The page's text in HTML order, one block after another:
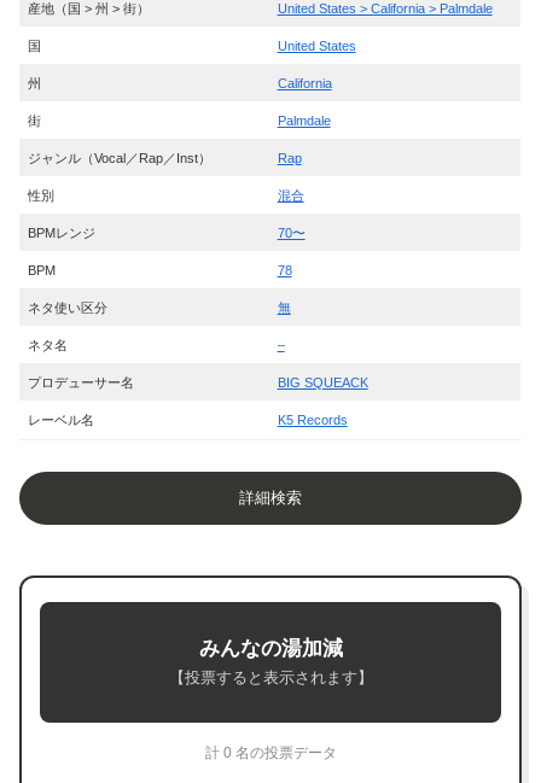
産地（国 > 州 > 街） United States > California > Palmdale
国 United States
州 California
街 Palmdale
ジャンル（Vocal／Rap／Inst） Rap
性別 混合
BPMレンジ 70〜
BPM 78
ネタ使い区分 無
ネタ名 –
プロデューサー名 BIG SQUEACK
レーベル名 K5 Records
詳細検索
みんなの湯加減
【投票すると表示されます】
計 0 名の投票データ